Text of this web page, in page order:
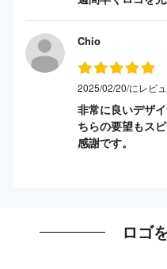
Chio
2025/02/20/にレビ
非常に良いデザ
ちらの要望もス
感謝です。
ロゴ